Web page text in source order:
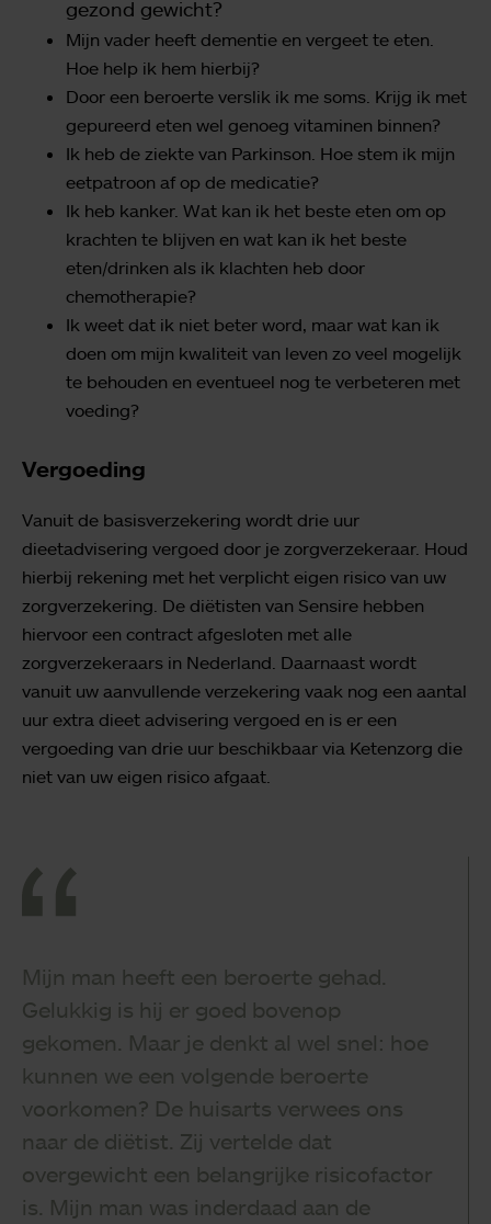
gezond gewicht?
Mijn vader heeft dementie en vergeet te eten.
Hoe help ik hem hierbij?
Door een beroerte verslik ik me soms. Krijg ik met
gepureerd eten wel genoeg vitaminen binnen?
Ik heb de ziekte van Parkinson. Hoe stem ik mijn
eetpatroon af op de medicatie?
Ik heb kanker. Wat kan ik het beste eten om op
krachten te blijven en wat kan ik het beste
eten/drinken als ik klachten heb door
chemotherapie?
Ik weet dat ik niet beter word, maar wat kan ik
doen om mijn kwaliteit van leven zo veel mogelijk
te behouden en eventueel nog te verbeteren met
voeding?
Vergoeding
Vanuit de basisverzekering wordt drie uur
dieetadvisering vergoed door je zorgverzekeraar. Houd
hierbij rekening met het verplicht eigen risico van uw
zorgverzekering. De diëtisten van Sensire hebben
hiervoor een contract afgesloten met alle
zorgverzekeraars in Nederland. Daarnaast wordt
vanuit uw aanvullende verzekering vaak nog een aantal
uur extra dieet advisering vergoed en is er een
vergoeding van drie uur beschikbaar via Ketenzorg die
niet van uw eigen risico afgaat.
Mijn man heeft een beroerte gehad.
Gelukkig is hij er goed bovenop
gekomen. Maar je denkt al wel snel: hoe
kunnen we een volgende beroerte
voorkomen? De huisarts verwees ons
naar de diëtist. Zij vertelde dat
overgewicht een belangrijke risicofactor
is. Mijn man was inderdaad aan de